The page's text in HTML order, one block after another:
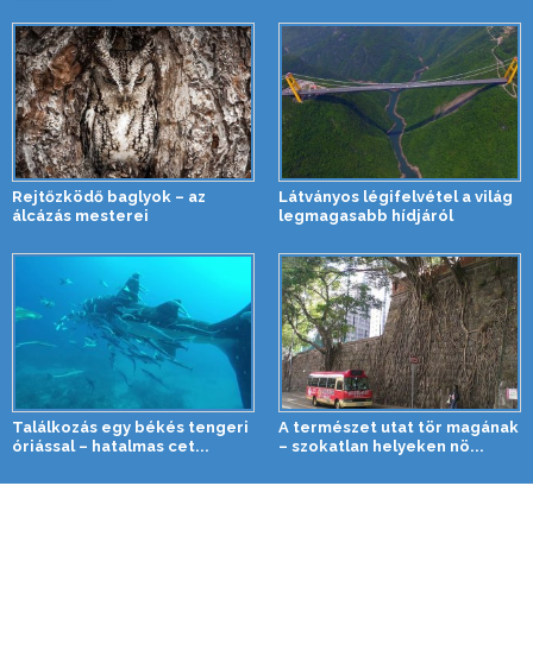
Rejtőzködő baglyok – az
álcázás mesterei
Látványos légifelvétel a világ
legmagasabb hídjáról
Találkozás egy békés tengeri
óriással – hatalmas cet...
A természet utat tör magának
– szokatlan helyeken nö...